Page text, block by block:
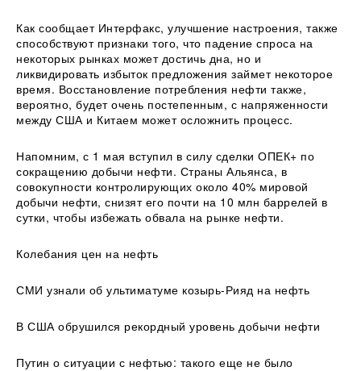
Как сообщает Интерфакс, улучшение настроения, также
способствуют признаки того, что падение спроса на
некоторых рынках может достичь дна, но и
ликвидировать избыток предложения займет некоторое
время. Восстановление потребления нефти также,
вероятно, будет очень постепенным, с напряженности
между США и Китаем может осложнить процесс.
Напомним, с 1 мая вступил в силу сделки ОПЕК+ по
сокращению добычи нефти. Страны Альянса, в
совокупности контролирующих около 40% мировой
добычи нефти, снизят его почти на 10 млн баррелей в
сутки, чтобы избежать обвала на рынке нефти.
Колебания цен на нефть
СМИ узнали об ультиматуме козырь-Рияд на нефть
В США обрушился рекордный уровень добычи нефти
Путин о ситуации с нефтью: такого еще не было